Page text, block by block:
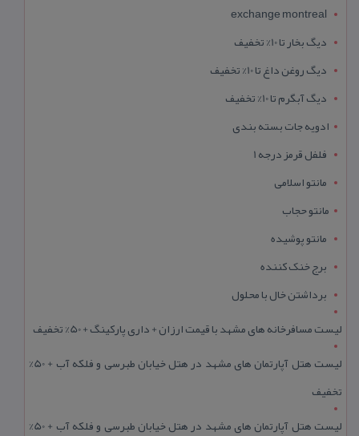
exchange montreal
دیگ بخار تا 10% تخفیف
دیگ روغن داغ تا 10% تخفیف
دیگ آبگرم تا 10% تخفیف
ادویه جات بسته بندی
فلفل قرمز درجه 1
مانتو اسلامی
مانتو حجاب
مانتو پوشیده
برج خنک کننده
برداشتن خال با محلول
لیست مسافرخانه های مشهد با قیمت ارزان + داری پارکینگ + 50% تخفیف
لیست هتل آپارتمان های مشهد در هتل خیابان طبرسی و فلکه آب + 50%
تخفیف
لیست هتل آپارتمان های مشهد در هتل خیابان طبرسی و فلکه آب + 50%